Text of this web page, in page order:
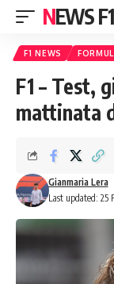
NEWS F1
F1 NEWS
F1 – Test,
mattinata
Last updated: 25
Gianmaria Lera